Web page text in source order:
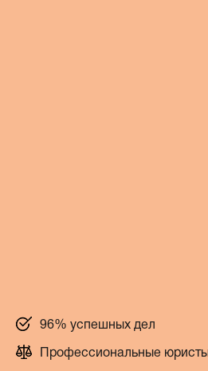
96% успешных дел
Профессиональные юристы